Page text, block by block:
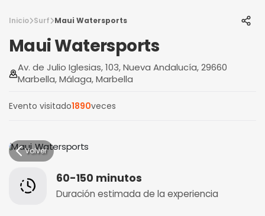
Inicio Surf Maui Watersports
Maui Watersports
Av. de Julio Iglesias, 103, Nueva Andalucía, 29660
Marbella, Málaga, Marbella
Evento visitado1890veces
Volver
60-150 minutos
Duración estimada de la experiencia